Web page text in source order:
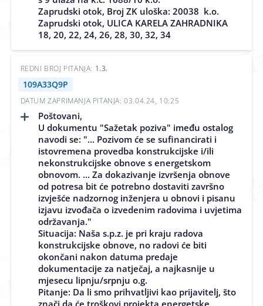
Zaprudski otok, Broj ZK uloška: 20038 k.o.
Zaprudski otok, ULICA KARELA ZAHRADNIKA
18, 20, 22, 24, 26, 28, 30, 32, 34
REDNI BROJ PITANJA: 1.3.
109A33Q9P
DATUM ZAPRIMANJA PITANJA: 03.04.24, 10:25
Poštovani,
U dokumentu "Sažetak poziva" imeđu ostalog
navodi se: "... Pozivom će se sufinancirati i
istovremena provedba konstrukcijske i/ili
nekonstrukcijske obnove s energetskom
obnovom. ... Za dokazivanje izvršenja obnove
od potresa bit će potrebno dostaviti završno
izvješće nadzornog inženjera u obnovi i pisanu
izjavu izvođača o izvedenim radovima i uvjetima
održavanja."
Situacija: Naša s.p.z. je pri kraju radova
konstrukcijske obnove, no radovi će biti
okončani nakon datuma predaje
dokumentacije za natječaj, a najkasnije u
mjesecu lipnju/srpnju o.g.
Pitanje: Da li smo prihvatljivi kao prijavitelj, što
znači da će troškovi projekta energetske